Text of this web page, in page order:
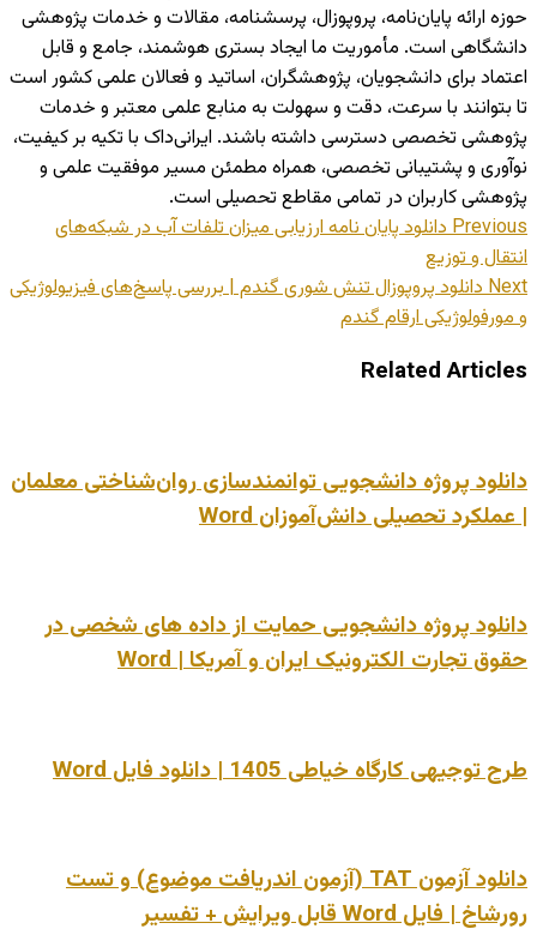
حوزه ارائه پایان‌نامه، پروپوزال، پرسشنامه، مقالات و خدمات پژوهشی
دانشگاهی است. مأموریت ما ایجاد بستری هوشمند، جامع و قابل
اعتماد برای دانشجویان، پژوهشگران، اساتید و فعالان علمی کشور است
تا بتوانند با سرعت، دقت و سهولت به منابع علمی معتبر و خدمات
پژوهشی تخصصی دسترسی داشته باشند. ایرانی‌داک با تکیه بر کیفیت،
نوآوری و پشتیبانی تخصصی، همراه مطمئن مسیر موفقیت علمی و
پژوهشی کاربران در تمامی مقاطع تحصیلی است.
Previousدانلود پایان نامه ارزیابی میزان تلفات آب در شبکه‌های‌
انتقال و توزیع
Nextدانلود پروپوزال تنش شوری گندم | بررسی پاسخ‌های فیزیولوژیکی
و مورفولوژیکی ارقام گندم
Related Articles
دانلود پروژه دانشجویی توانمندسازی روان‌شناختی معلمان
| عملکرد تحصیلی دانش‌آموزان Word
دانلود پروژه دانشجویی حمایت از داده های شخصی در
حقوق تجارت الکترونیک ایران و آمریکا | Word
طرح توجیهی کارگاه خیاطی 1405 | دانلود فایل Word
دانلود آزمون TAT (آزمون اندریافت موضوع) و تست
رورشاخ | فایل Word قابل ویرایش + تفسیر